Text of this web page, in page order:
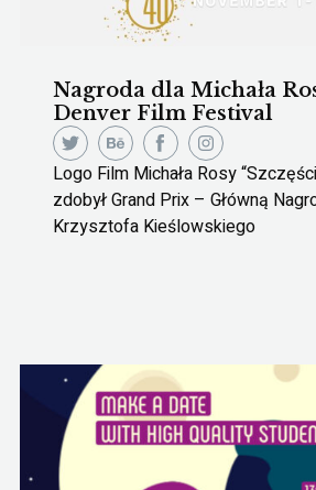
Nagroda dla Michała
Denver Film Festival
Logo Film Michała Rosy
zdobył Grand Prix – Główną
Krzysztofa Kieślowskiego